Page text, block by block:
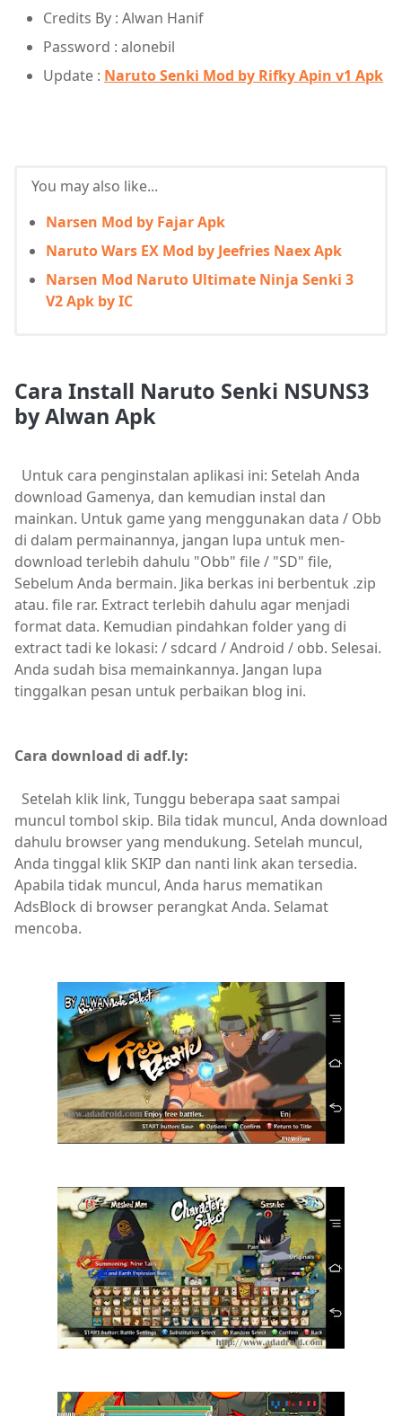
Credits By : Alwan Hanif
Password : alonebil
Update : Naruto Senki Mod by Rifky Apin v1 Apk
You may also like...
Narsen Mod by Fajar Apk
Naruto Wars EX Mod by Jeefries Naex Apk
Narsen Mod Naruto Ultimate Ninja Senki 3
V2 Apk by IC
Cara Install Naruto Senki NSUNS3
by Alwan Apk
Untuk cara penginstalan aplikasi ini: Setelah Anda
download Gamenya, dan kemudian instal dan
mainkan. Untuk game yang menggunakan data / Obb
di dalam permainannya, jangan lupa untuk men-
download terlebih dahulu "Obb" file / "SD" file,
Sebelum Anda bermain. Jika berkas ini berbentuk .zip
atau. file rar. Extract terlebih dahulu agar menjadi
format data. Kemudian pindahkan folder yang di
extract tadi ke lokasi: / sdcard / Android / obb. Selesai.
Anda sudah bisa memainkannya. Jangan lupa
tinggalkan pesan untuk perbaikan blog ini.
Cara download di adf.ly:
Setelah klik link, Tunggu beberapa saat sampai
muncul tombol skip. Bila tidak muncul, Anda download
dahulu browser yang mendukung. Setelah muncul,
Anda tinggal klik SKIP dan nanti link akan tersedia.
Apabila tidak muncul, Anda harus mematikan
AdsBlock di browser perangkat Anda. Selamat
mencoba.